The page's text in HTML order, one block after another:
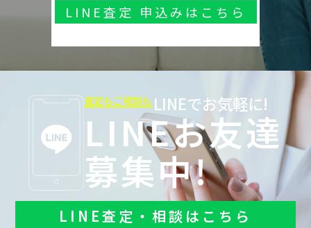
LINE査定 申込みはこちら
査定もご相談も LINEでお気軽に!
LINEお友達
募集中!
LINE査定・相談はこちら